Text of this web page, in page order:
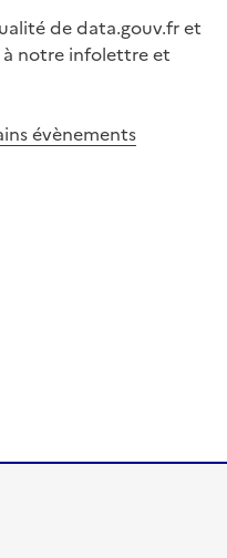
de data.gouv.fr et
à notre infolettre et
évènements